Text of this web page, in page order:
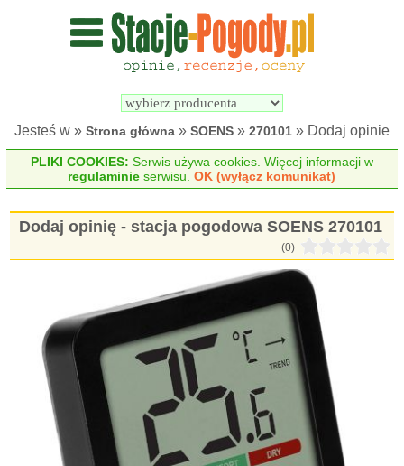
Wyszukiwarka
pogodowych
Jesteś w » Strona główna » SOENS » 270101 » Dodaj opinie
PLIKI COOKIES: Serwis używa cookies. Więcej informacji w
regulaminie serwisu.OK (wyłącz komunikat)
Dodaj opinię - stacja pogodowa SOENS 270101
(0)